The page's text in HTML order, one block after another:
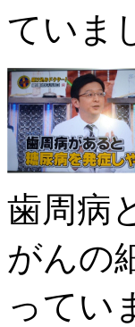
ていま
歯周病
がんの
ってい